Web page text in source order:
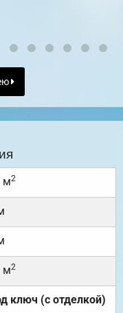
м2
м2
ключ (с отделкой)